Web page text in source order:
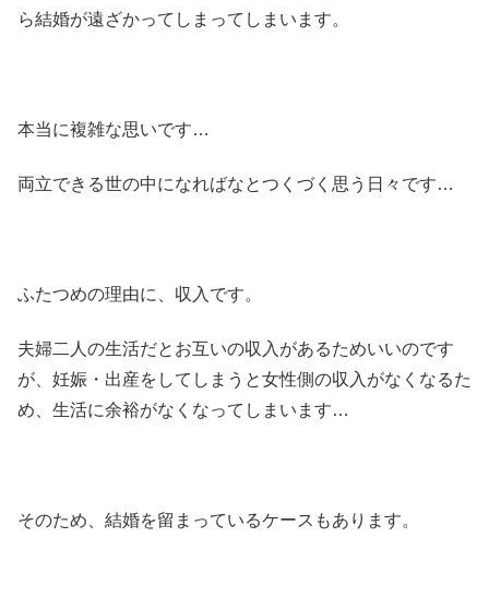
ら結婚が遠ざかってしまってしまいます。
本当に複雑な思いです…
両立できる世の中になればなとつくづく思う日々です…
ふたつめの理由に、収入です。
夫婦二人の生活だとお互いの収入があるためいいのです
が、妊娠・出産をしてしまうと女性側の収入がなくなるた
め、生活に余裕がなくなってしまいます…
そのため、結婚を留まっているケースもあります。